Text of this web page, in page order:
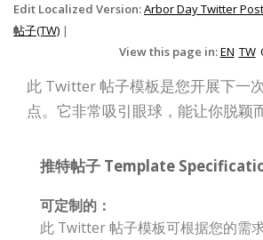
Edit Localized Version:Arbor Day Twitter
帖子(TW) |
View this page in:EN TW
此 Twitter 帖子模板是您开展下一
点。它非常吸引眼球，能让你脱颖
推特帖子 Template
可定制的：
此 Twitter 帖子模板可根据您的需